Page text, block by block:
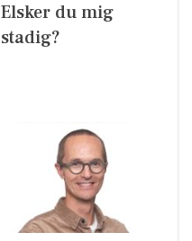
Elsker du mig
stadig?